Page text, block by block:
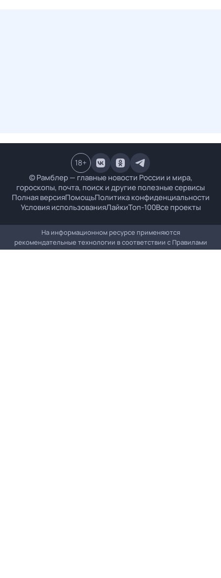
© Рамблер — главные новости России и мира,
гороскопы, почта, поиск и другие полезные сервисы
Полная версияПомощьПолитика конфиденциальности
Условия использованияЛайкиТоп-100Все проекты
18+
На информационном ресурсе применяются
рекомендательные технологии в соответствии с Правилами